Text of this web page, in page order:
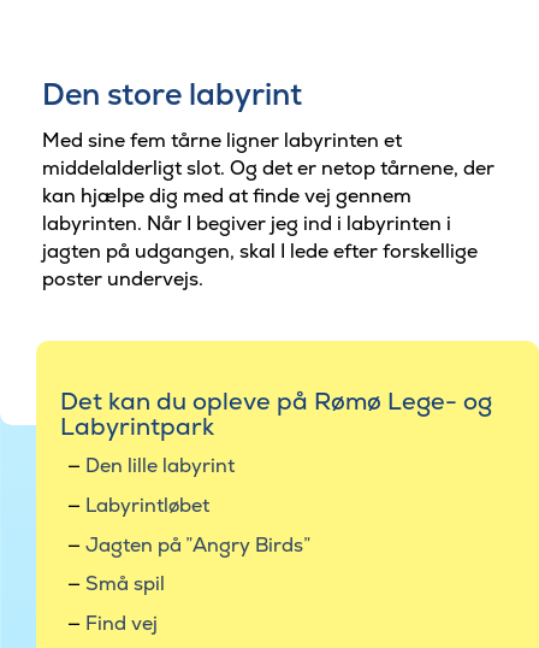
Den store labyrint
Med sine fem tårne ​​ligner labyrinten et
middelalderligt slot. Og det er netop tårnene, der
kan hjælpe dig med at finde vej gennem
labyrinten. Når I begiver jeg ind i labyrinten i
jagten på udgangen, skal I lede efter forskellige
poster undervejs.
Det kan du opleve på Rømø Lege- og
Labyrintpark
Den lille labyrint
Labyrintløbet
Jagten på ”Angry Birds”
Små spil
Find vej